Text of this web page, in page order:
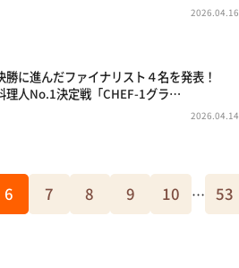
2026.04.16
勝に進んだファイナリスト４名を発表！
理人No.1決定戦「CHEF-1グラ…
2026.04.14
6 7 8 9 10 … 53